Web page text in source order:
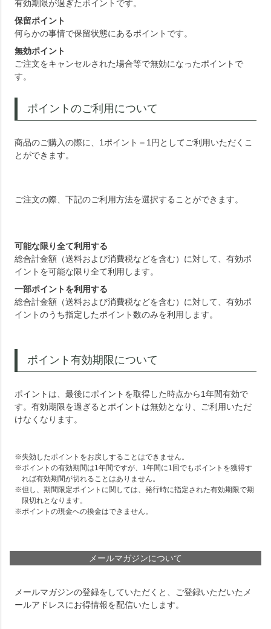
有効期限が過ぎたポイントです。
保留ポイント
何らかの事情で保留状態にあるポイントです。
無効ポイント
ご注文をキャンセルされた場合等で無効になったポイントで
す。
ポイントのご利用について
商品のご購入の際に、1ポイント＝1円としてご利用いただくこ
とができます。
ご注文の際、下記のご利用方法を選択することができます。
可能な限り全て利用する
総合計金額（送料および消費税などを含む）に対して、有効ポ
イントを可能な限り全て利用します。
一部ポイントを利用する
総合計金額（送料および消費税などを含む）に対して、有効ポ
イントのうち指定したポイント数のみを利用します。
ポイント有効期限について
ポイントは、最後にポイントを取得した時点から1年間有効で
す。有効期限を過ぎるとポイントは無効となり、ご利用いただ
けなくなります。
失効したポイントをお戻しすることはできません。
ポイントの有効期間は1年間ですが、1年間に1回でもポイントを獲得す
れば有効期間が切れることはありません。
但し、期間限定ポイントに関しては、発行時に指定された有効期限で期
限切れとなります。
ポイントの現金への換金はできません。
メールマガジンについて
メールマガジンの登録をしていただくと、ご登録いただいたメ
ールアドレスにお得情報を配信いたします。